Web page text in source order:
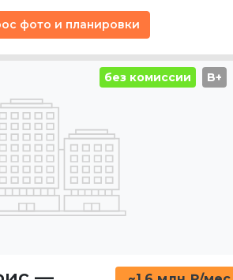
фото и планировки
без комиссии B+